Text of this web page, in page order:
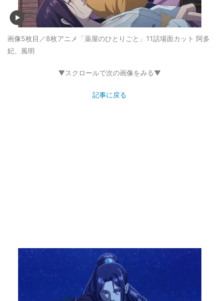
画像5枚目／8枚アニメ「薬屋のひとりごと」11話場面カット 阿多
妃、風明
▼スクロールで次の画像をみる▼
記事に戻る